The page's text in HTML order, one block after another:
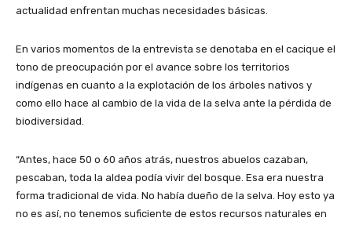
actualidad enfrentan muchas necesidades básicas.
En varios momentos de la entrevista se denotaba en el cacique el
tono de preocupación por el avance sobre los territorios
indígenas en cuanto a la explotación de los árboles nativos y
como ello hace al cambio de la vida de la selva ante la pérdida de
biodiversidad.
“Antes, hace 50 o 60 años atrás, nuestros abuelos cazaban,
pescaban, toda la aldea podía vivir del bosque. Esa era nuestra
forma tradicional de vida. No había dueño de la selva. Hoy esto ya
no es así, no tenemos suficiente de estos recursos naturales en